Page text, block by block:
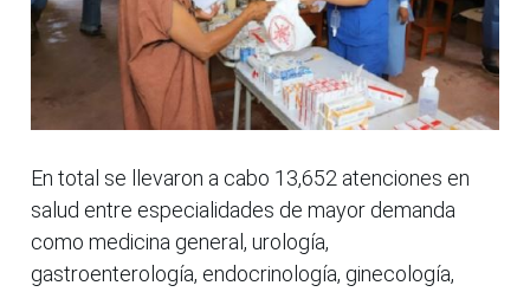
En total se llevaron a cabo 13,652 atenciones en
salud entre especialidades de mayor demanda
como medicina general, urología,
gastroenterología, endocrinología, ginecología,